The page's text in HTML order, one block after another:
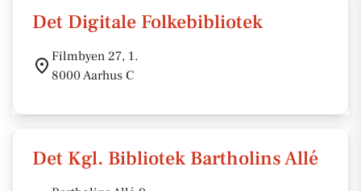
Det Digitale Folkebibliotek
Filmbyen 27, 1.
8000 Aarhus C
Det Kgl. Bibliotek Bartholins Allé